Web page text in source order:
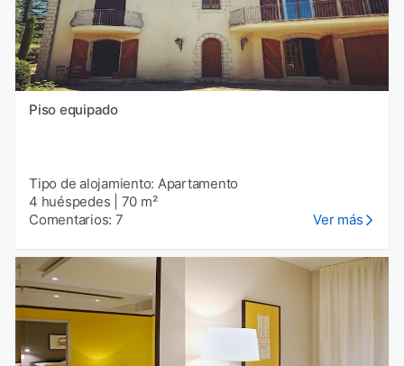
Piso equipado
Tipo de alojamiento: Apartamento
4 huéspedes
70 m²
Comentarios: 7
Ver más